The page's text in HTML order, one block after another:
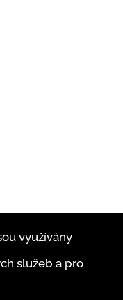
využívány
služeb a pro